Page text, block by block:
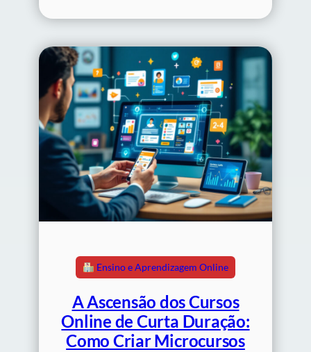
Ensino e Aprendizagem Online
A Ascensão dos Cursos
Online de Curta Duração:
Como Criar Microcursos